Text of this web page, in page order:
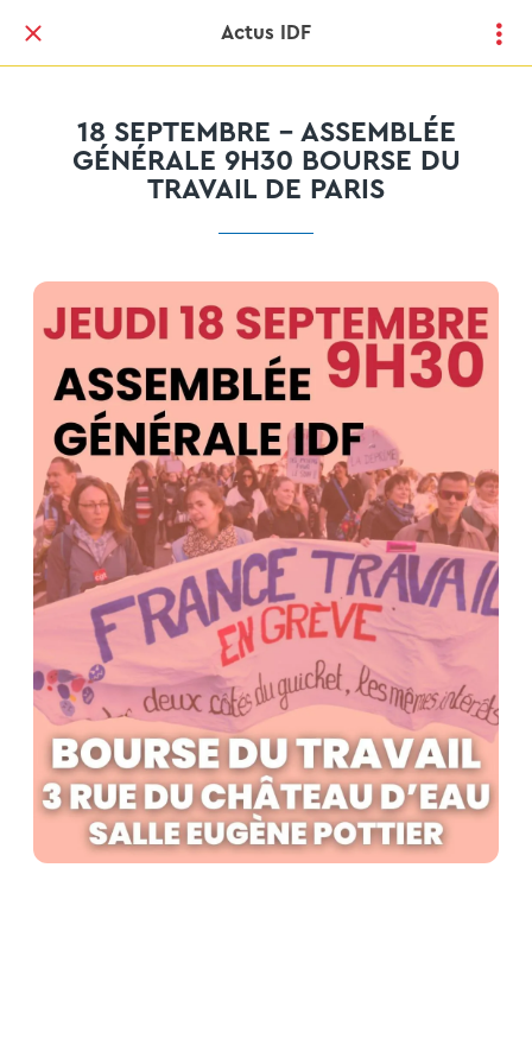
Actus IDF
18 SEPTEMBRE - ASSEMBLÉE
GÉNÉRALE 9H30 BOURSE DU
TRAVAIL DE PARIS